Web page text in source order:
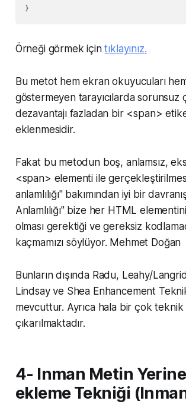
Örneği görmek içintıklayınız.
Bu metot hem ekran okuyucuları
göstermeyen tarayıcılarda sorunsuz
dezavantajı fazladan bir <span>
eklenmesidir.
Fakat bu metodun boş, anlamsız,
<span> elementi ile
anlamlılığı" bakımından iyi bir
Anlamlılığı" bize her HTML
olması gerektiği ve gereksiz
kaçmamızı söylüyor. Mehmet Doğan
Bunların dışında Radu, Leahy/
Lindsay ve Shea Enhancement
mevcuttur. Ayrıca hala bir çok teknik
çıkarılmaktadır.
4- Inman Metin
ekleme Tekniği